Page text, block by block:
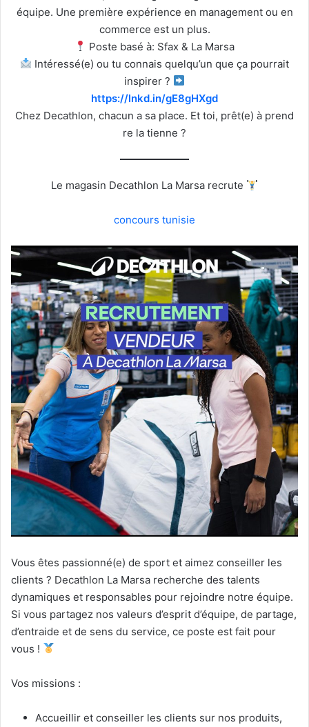
équipe. Une première expérience en management ou en
commerce est un plus.
Poste basé à: Sfax & La Marsa
Intéressé(e) ou tu connais quelqu’un que ça pourrait
inspirer ?
https://lnkd.in/gE8gHXgd
Chez Decathlon, chacun a sa place. Et toi, prêt(e) à prend
re la tienne ?
Le magasin Decathlon La Marsa recrute
concours tunisie
Vous êtes passionné(e) de sport et aimez conseiller les
clients ? Decathlon La Marsa recherche des talents
dynamiques et responsables pour rejoindre notre équipe.
Si vous partagez nos valeurs d’esprit d’équipe, de partage,
d’entraide et de sens du service, ce poste est fait pour
vous !
Vos missions :
Accueillir et conseiller les clients sur nos produits,